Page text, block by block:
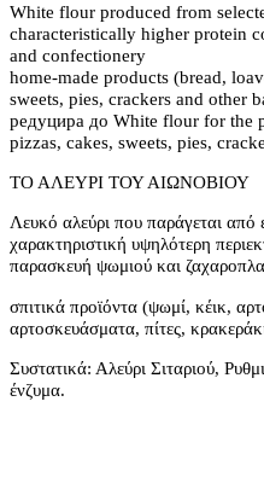
White flour produced from
characteristically higher protein
and confectionery
home-made products (bread,
sweets, pies, crackers and other
редуцира до White flour for the
pizzas, cakes, sweets, pies,
ΤΟ ΑΛΕΥΡΙ ΤΟΥ ΑΙΩΝΟΒΙΟΥ
Λευκό αλεύρι που παράγεται από
χαρακτηριστική υψηλότερη
παρασκευή ψωμιού και
σπιτικά προϊόντα (ψωμί, κέικ,
αρτοσκευάσματα, πίτες,
Συστατικά: Αλεύρι Σιταριού,
ένζυμα.